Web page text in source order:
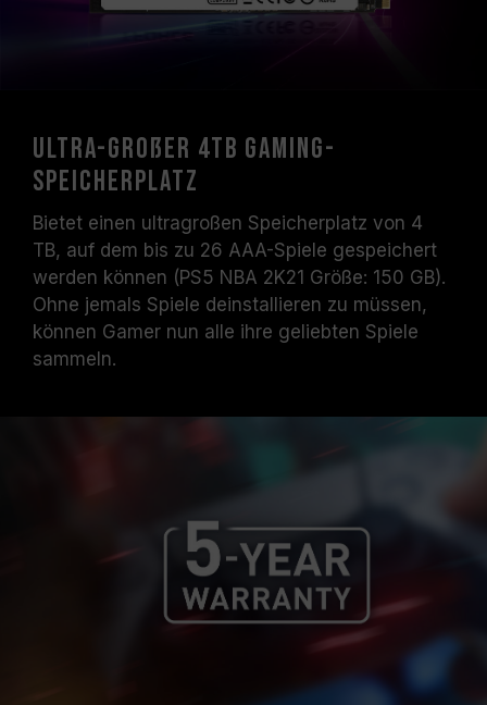
Ultra-großer 4TB Gaming-
Speicherplatz
Bietet einen ultragroßen Speicherplatz von 4
TB, auf dem bis zu 26 AAA-Spiele gespeichert
werden können (PS5 NBA 2K21 Größe: 150 GB).
Ohne jemals Spiele deinstallieren zu müssen,
können Gamer nun alle ihre geliebten Spiele
sammeln.